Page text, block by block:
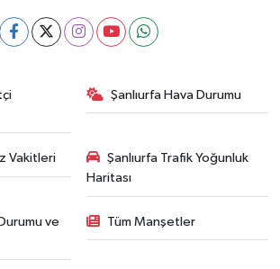
Şanlıurfa Hava Durumu
Vakitleri
Şanlıurfa Trafik Yoğunluk
Haritası
ve
Tüm Manşetler